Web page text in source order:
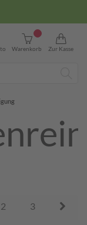
Warenkorb
0
Zur Kasse
2 3